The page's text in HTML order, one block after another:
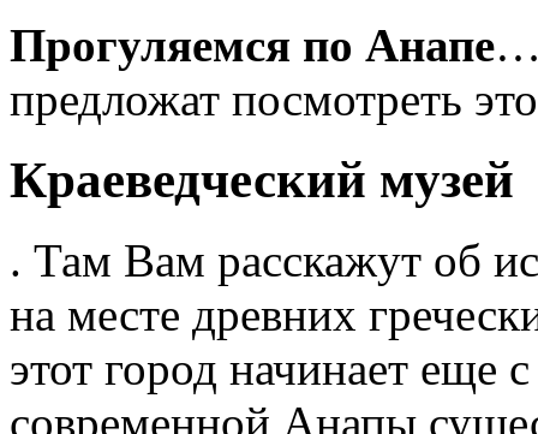
Прогуляемся по Анапе
предложат посмотреть это
Краеведческий музей
. Там Вам расскажут об
на месте древних
этот город начинает еще
современной Анапы